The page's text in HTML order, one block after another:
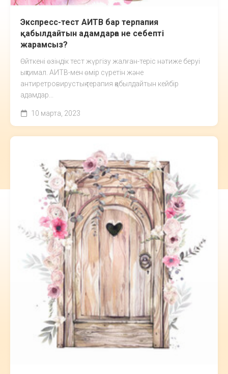
Экспресс-тест АИТВ бар терпапия
қабылдайтын адамдарға не себепті
жарамсыз?
Өйткені өзіндік тест жүргізу жалған-теріс нәтиже беруі
ықтимал. АИТВ-мен өмір сүретін және
антиретровирустық терапия қабылдайтын кейбір
адамдар...
10 марта, 2023